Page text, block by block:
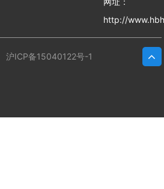
http://
沪ICP备15040122号-1